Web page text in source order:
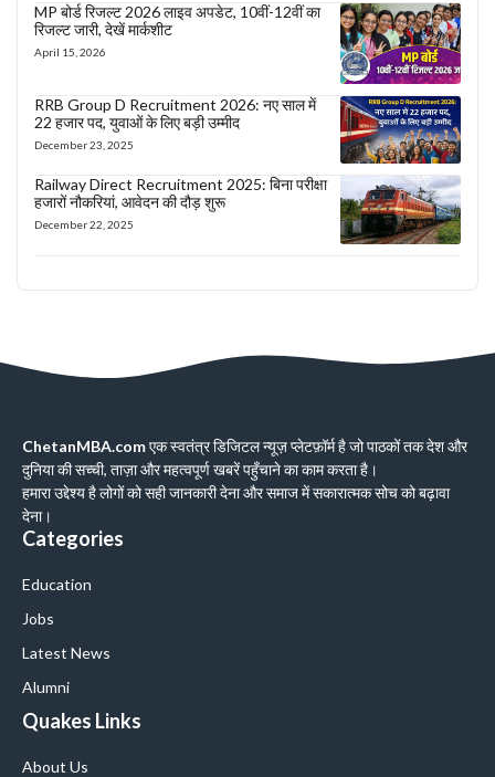
MP बोर्ड रिजल्ट 2026 लाइव अपडेट, 10वीं-12वीं का
रिजल्ट जारी, देखें मार्कशीट
April 15, 2026
RRB Group D Recruitment 2026: नए साल में
22 हजार पद, युवाओं के लिए बड़ी उम्मीद
December 23, 2025
Railway Direct Recruitment 2025: बिना परीक्षा
हजारों नौकरियां, आवेदन की दौड़ शुरू
December 22, 2025
ChetanMBA.comएक स्वतंत्र डिजिटल न्यूज़ प्लेटफ़ॉर्म है जो पाठकों तक देश और
दुनिया की सच्ची, ताज़ा और महत्वपूर्ण खबरें पहुँचाने का काम करता है।
हमारा उद्देश्य है लोगों को सही जानकारी देना और समाज में सकारात्मक सोच को बढ़ावा
देना।
Categories
Education
Jobs
Latest News
Alumni
Quakes Links
About Us